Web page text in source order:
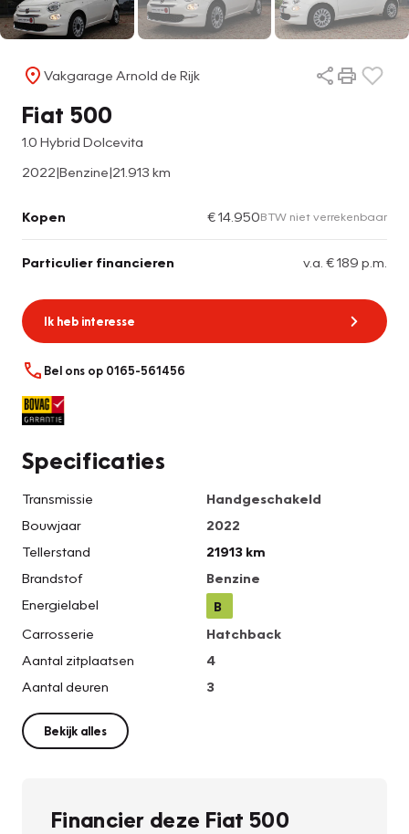
Vakgarage Arnold de Rijk
Fiat 500
1.0 Hybrid Dolcevita
2022|Benzine|21.913 km
Kopen € 14.950BTW niet verrekenbaar
Particulier financieren v.a. € 189 p.m.
Ik heb interesse
Bel ons op 0165-561456
Specificaties
Transmissie
Handgeschakeld
Bouwjaar
2022
Tellerstand
21913 km
Brandstof
Benzine
Energielabel
B
Carrosserie
Hatchback
Aantal zitplaatsen
4
Aantal deuren
3
Bekijk alles
Financier deze Fiat 500